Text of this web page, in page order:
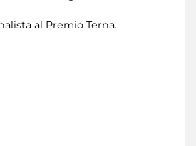
al Premio Terna.